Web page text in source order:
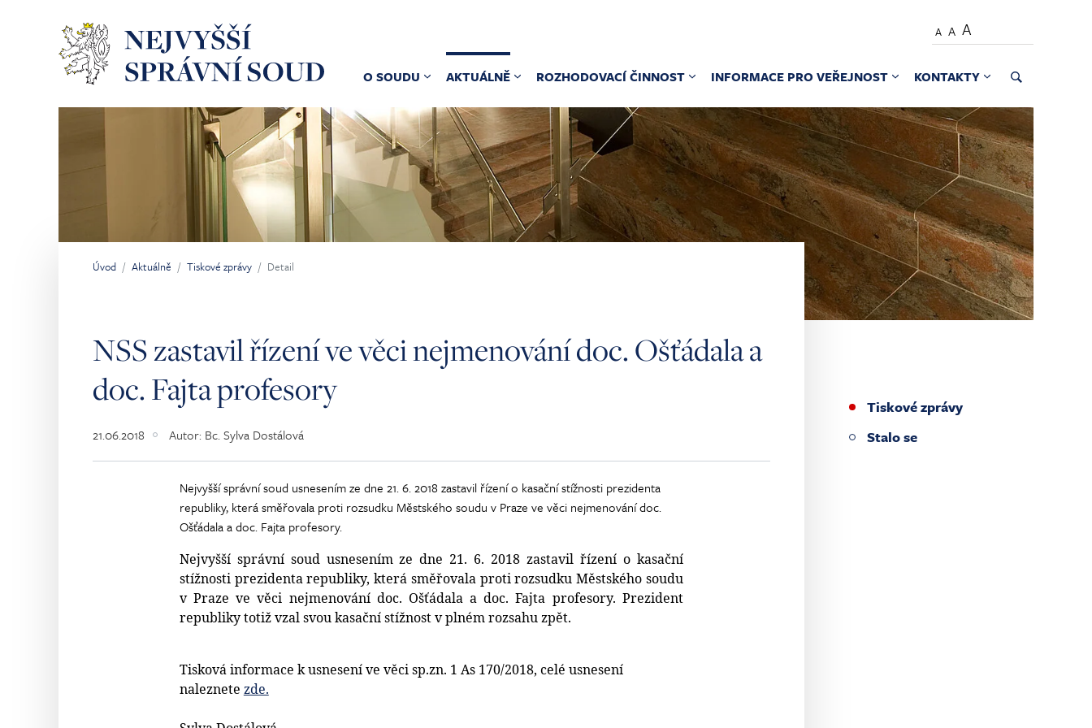
Přeskočit na hlavní obsah
O SOUDU AKTUÁLNĚ ROZHODOVACÍ ČINNOST INFORMACE PRO VEŘEJNOST KONTAKTY
A A A
Jsi tady:
Úvod Aktuálně Tiskové zprávy Detail
NSS zastavil řízení ve věci nejmenování doc. Ošťádala a
doc. Fajta profesory
21.06.2018 Autor: Bc. Sylva Dostálová
Nejvyšší správní soud usnesením ze dne 21. 6. 2018 zastavil řízení o kasační stížnosti prezidenta
republiky, která směřovala proti rozsudku Městského soudu v Praze ve věci nejmenování doc.
Ošťádala a doc. Fajta profesory.
Nejvyšší správní soud usnesením ze dne 21. 6. 2018 zastavil řízení o kasační
stížnosti prezidenta republiky, která směřovala proti rozsudku Městského soudu
v Praze ve věci nejmenování doc. Ošťádala a doc. Fajta profesory. Prezident
republiky totiž vzal svou kasační stížnost v plném rozsahu zpět.
Tisková informace k usnesení ve věci sp.zn. 1 As 170/2018, celé usnesení
naleznete zde.
Tiskové zprávy
Stalo se